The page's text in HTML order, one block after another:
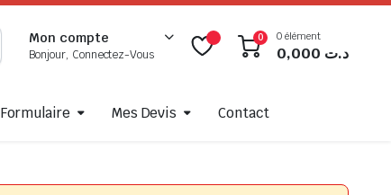
Mon compte
Bonjour, Connectez-Vous
0 0 élément
د.ت
Formulaire Mes Devis Contact